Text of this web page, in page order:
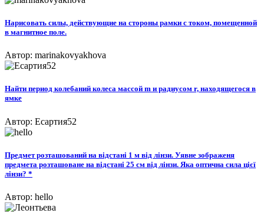
Нарисовать силы, действующие на стороны рамки с током, помещенной
в магнитное поле.​
Автор: marinakovyakhova
Найти период колебаний колеса массой m и радиусом r, находящегося в
ямке
Автор: Есартия52
Предмет розташований на відстані 1 м від лінзи. Уявне зображеня
предмета розташоване на відстані 25 см від лінзи. Яка оптична сила цієї
лінзи? *
Автор: hello